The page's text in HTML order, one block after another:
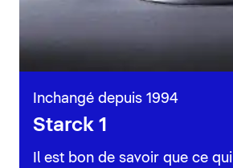
Inchangé depuis 1994
Starck 1
Il est bon de savoir que ce